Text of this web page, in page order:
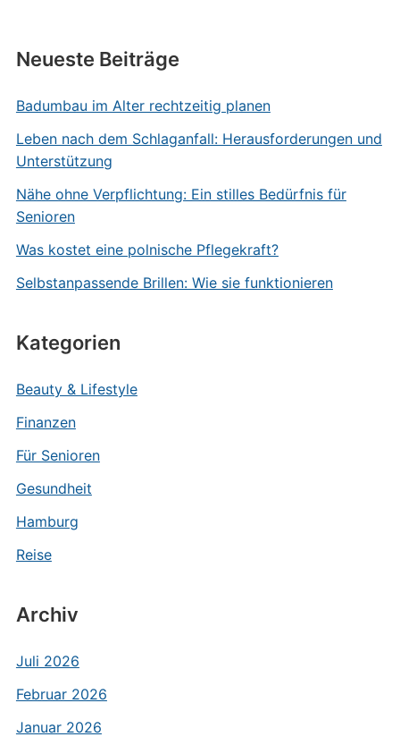
Neueste Beiträge
Badumbau im Alter rechtzeitig planen
Leben nach dem Schlaganfall: Herausforderungen und
Unterstützung
Nähe ohne Verpflichtung: Ein stilles Bedürfnis für
Senioren
Was kostet eine polnische Pflegekraft?
Selbstanpassende Brillen: Wie sie funktionieren
Kategorien
Beauty & Lifestyle
Finanzen
Für Senioren
Gesundheit
Hamburg
Reise
Archiv
Juli 2026
Februar 2026
Januar 2026